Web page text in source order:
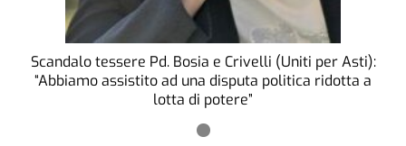
Scandalo tessere Pd. Bosia e Crivelli (Uniti per Asti):
“Abbiamo assistito ad una disputa politica ridotta a
lotta di potere”